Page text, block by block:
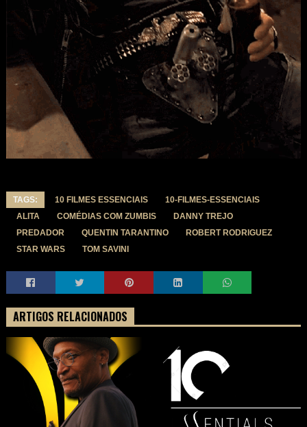
TAGS: 10 FILMES ESSENCIAIS
10-FILMES-ESSENCIAIS
ALITA
COMÉDIAS COM ZUMBIS
DANNY TREJO
PREDADOR
QUENTIN TARANTINO
ROBERT RODRIGUEZ
STAR WARS
TOM SAVINI
ARTIGOS RELACIONADOS